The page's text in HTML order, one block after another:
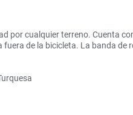
por cualquier terreno. Cuenta
de la bicicleta. La banda